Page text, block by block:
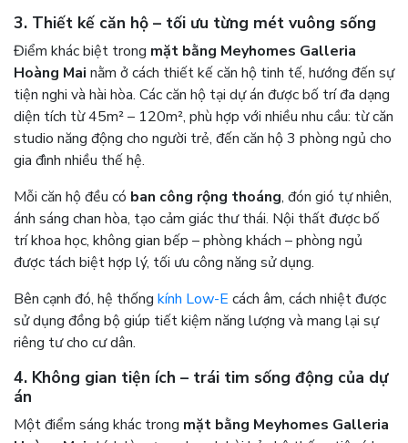
3. Thiết kế căn hộ – tối ưu từng mét vuông sống
Điểm khác biệt trong mặt bằng Meyhomes Galleria
Hoàng Mai nằm ở cách thiết kế căn hộ tinh tế, hướng đến sự
tiện nghi và hài hòa. Các căn hộ tại dự án được bố trí đa dạng
diện tích từ 45m² – 120m², phù hợp với nhiều nhu cầu: từ căn
studio năng động cho người trẻ, đến căn hộ 3 phòng ngủ cho
gia đình nhiều thế hệ.
Mỗi căn hộ đều có ban công rộng thoáng, đón gió tự nhiên,
ánh sáng chan hòa, tạo cảm giác thư thái. Nội thất được bố
trí khoa học, không gian bếp – phòng khách – phòng ngủ
được tách biệt hợp lý, tối ưu công năng sử dụng.
Bên cạnh đó, hệ thống kính Low-E cách âm, cách nhiệt được
sử dụng đồng bộ giúp tiết kiệm năng lượng và mang lại sự
riêng tư cho cư dân.
4. Không gian tiện ích – trái tim sống động của dự
án
Một điểm sáng khác trong mặt bằng Meyhomes Galleria